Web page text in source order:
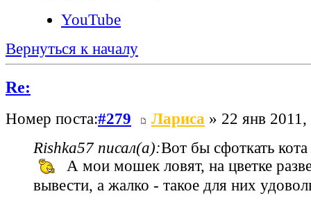
YouTube
Вернуться к началу
Re:
Номер поста:#279 Лариса » 22 янв
Rishka57 писал(а):Вот бы сфоткать
А мои мошек ловят, на цветке
вывести, а жалко - такое для них